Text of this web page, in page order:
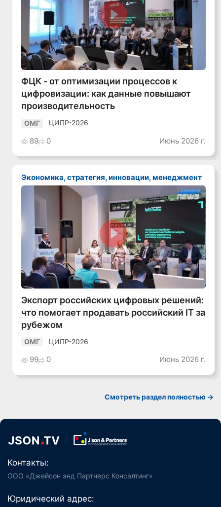
Смотреть видео
ФЦК - от оптимизации процессов к
цифровизации: как данные повышают
производительность
ОМГ ЦИПР-2026
89 0 Июнь 2026 г.
Экономика, стратегия, инновации, менеджмент
Смотреть видео
Экспорт российских цифровых решений:
что помогает продавать российский IT за
рубежом
ОМГ ЦИПР-2026
99 0 Июнь 2026 г.
Смотреть раздел полностью ->
Контакты:
ООО «Джейсон энд Партнерс Консалтинг»
Юридический адрес: